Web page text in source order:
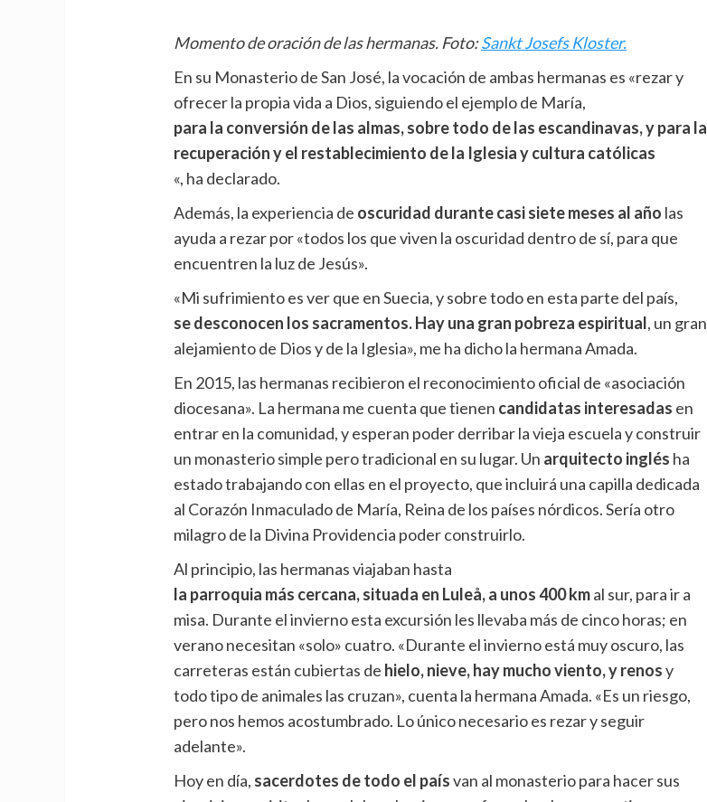
Momento de oración de las hermanas. Foto:Sankt Josefs Kloster.
En su Monasterio de San José, la vocación de ambas hermanas es «rezar y
ofrecer la propia vida a Dios, siguiendo el ejemplo de María,
para la conversión de las almas, sobre todo de las escandinavas, y para la
recuperación y el restablecimiento de la Iglesia y cultura católicas
«, ha declarado.
Además, la experiencia de oscuridad durante casi siete meses al año las
ayuda a rezar por «todos los que viven la oscuridad dentro de sí, para que
encuentren la luz de Jesús».
«Mi sufrimiento es ver que en Suecia, y sobre todo en esta parte del país,
se desconocen los sacramentos. Hay una gran pobreza espiritual, un gran
alejamiento de Dios y de la Iglesia», me ha dicho la hermana Amada.
En 2015, las hermanas recibieron el reconocimiento oficial de «asociación
diocesana». La hermana me cuenta que tienen candidatas interesadas en
entrar en la comunidad, y esperan poder derribar la vieja escuela y construir
un monasterio simple pero tradicional en su lugar. Un arquitecto inglés ha
estado trabajando con ellas en el proyecto, que incluirá una capilla dedicada
al Corazón Inmaculado de María, Reina de los países nórdicos. Sería otro
milagro de la Divina Providencia poder construirlo.
Al principio, las hermanas viajaban hasta
la parroquia más cercana, situada en Luleå, a unos 400 kmal sur, para ir a
misa. Durante el invierno esta excursión les llevaba más de cinco horas; en
verano necesitan «solo» cuatro. «Durante el invierno está muy oscuro, las
carreteras están cubiertas de hielo, nieve, hay mucho viento, y renosy
todo tipo de animales las cruzan», cuenta la hermana Amada. «Es un riesgo,
pero nos hemos acostumbrado. Lo único necesario es rezar y seguir
adelante».
Hoy en día, sacerdotes de todo el paísvan al monasterio para hacer sus